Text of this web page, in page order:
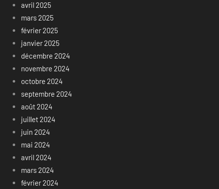
avril 2025
mars 2025
février 2025
janvier 2025
décembre 2024
novembre 2024
octobre 2024
septembre 2024
août 2024
juillet 2024
juin 2024
mai 2024
avril 2024
mars 2024
février 2024